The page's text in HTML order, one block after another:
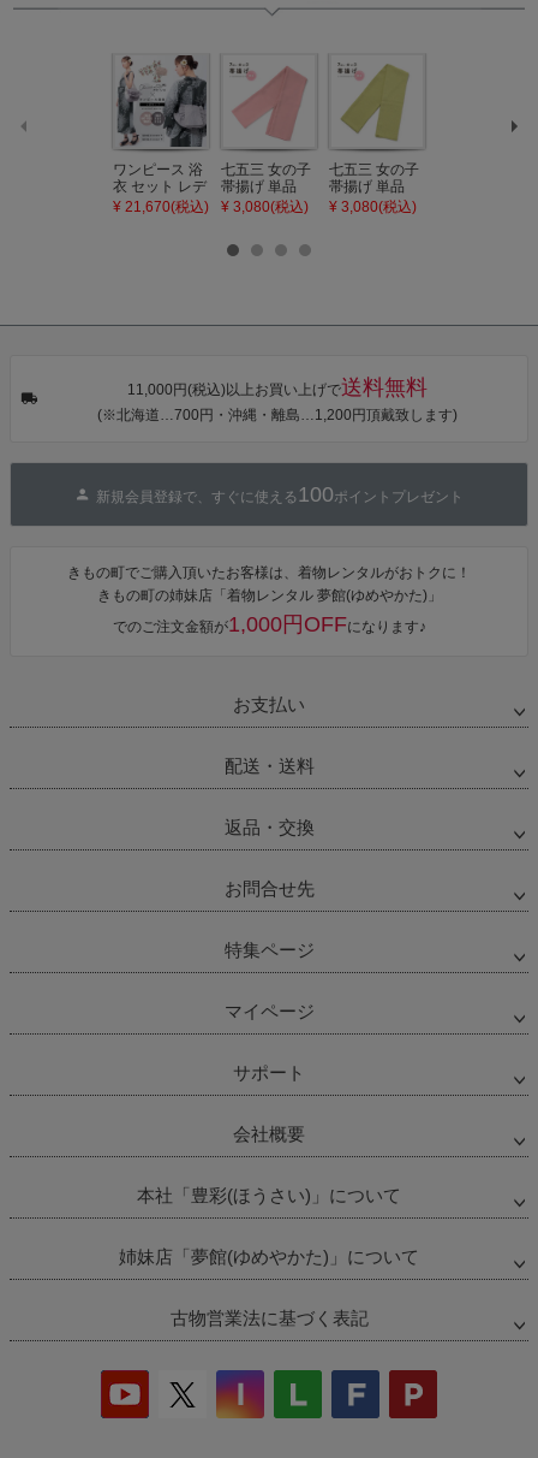
ワンピース 浴
衣 セット レデ
ィース 吸水速
乾 ポリエステ
カシュクール
ワンピース 簡
単着付け 大人
¥ 21,670(税込)
七五三 女の子
帯揚げ 単品
「灰桃色」日
本製 7歳 女児
びあげ 和装 着
¥ 3,080(税込)
七五三 女の子
帯揚げ 単品
「若葉色」日
本製 7歳 女児
¥ 3,080(税込)
11,000円(税込)以上お買い上げで送料無料
(※北海道…700円・沖縄・離島…1,200円頂戴致します)
新規会員登録で、すぐに使える 100ポイントプレゼント
きもの町でご購入頂いたお客様は、着物レンタルがおトクに！
きもの町の姉妹店「着物レンタル 夢館(ゆめやかた)」
でのご注文金額が1,000円OFFになります♪
お支払い
配送・送料
返品・交換
お問合せ先
特集ページ
マイページ
サポート
会社概要
本社「豊彩(ほうさい)」について
姉妹店「夢館(ゆめやかた)」について
古物営業法に基づく表記